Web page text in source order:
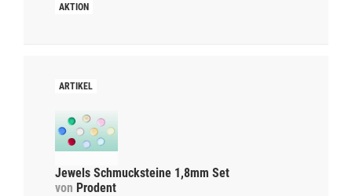
Jewels Schmucksteine 1,8mm Set
von Prodent